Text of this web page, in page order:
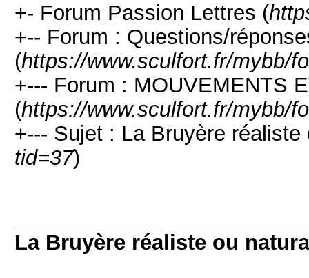
+- Forum Passion Lettres (
+-- Forum : Questions/
(https://www.sculfort.fr/mybb/
+--- Forum : MOUVEMENTS
(https://www.sculfort.fr/mybb/
+--- Sujet : La Bruyère réaliste
tid=37)
La Bruyère réaliste ou